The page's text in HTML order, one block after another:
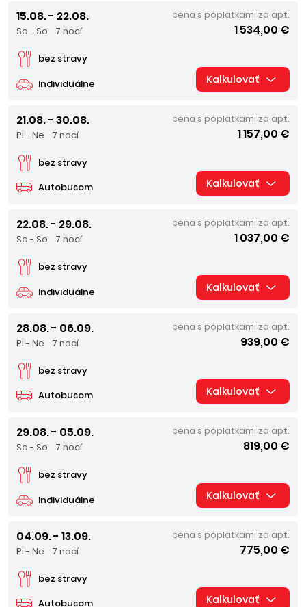
15.08. - 22.08.
So - So 7 nocí
Individuálne
bez stravy
cena s poplatkami za apt.
1 534,00 €
Kalkulovať
21.08. - 30.08.
Pi - Ne 7 nocí
Autobusom
bez stravy
cena s poplatkami za apt.
1 157,00 €
Kalkulovať
22.08. - 29.08.
So - So 7 nocí
Individuálne
bez stravy
cena s poplatkami za apt.
1 037,00 €
Kalkulovať
28.08. - 06.09.
Pi - Ne 7 nocí
Autobusom
bez stravy
cena s poplatkami za apt.
939,00 €
Kalkulovať
29.08. - 05.09.
So - So 7 nocí
Individuálne
bez stravy
cena s poplatkami za apt.
819,00 €
Kalkulovať
04.09. - 13.09.
Pi - Ne 7 nocí
Autobusom
bez stravy
cena s poplatkami za apt.
775,00 €
Kalkulovať